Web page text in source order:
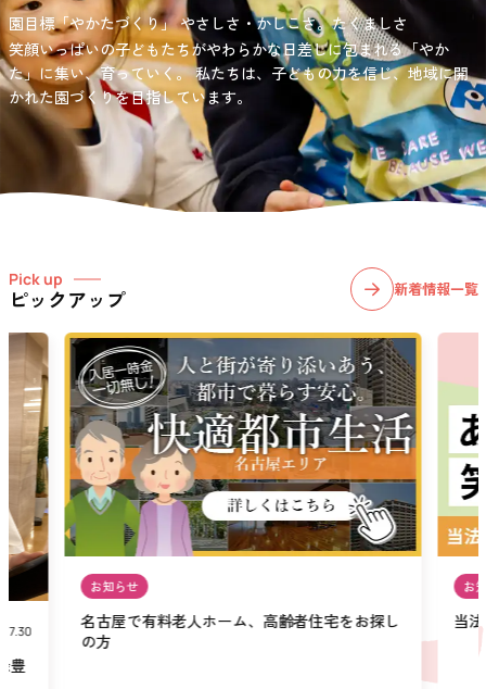
負担の少ない介護、ふれあいを大切にする介護、笑顔が溢れている
介護を目指して。
愛知・岐阜・長野の3県下で38施設・151事業所の介護関連事業所を運
営する社会福祉法人サン・ビジョンでは、今後ますます高まる介護
ニーズに幅広く対応していきます。
園目標「やかたづくり」やさしさ・かしこさ。たくましさ
笑顔いっぱいの子どもたちがやわらかな日差しに包まれる「やか
た」に集い、育っていく。私たちは、子どもの力を信じ、地域に開
かれた園づくりを目指しています。
サンサン・スクール東山公園では、小学生の児童が放課後安心して
過ごせる環境を提供するとともに、宿題・クラブ活動(英語・習字・
選択)などの学習面にも力を入れて行っている学童保育所です。
通所介護
居宅介護支援
お問い合わせ先
03-6411-5781
担当：宮澤
Pick up
ピックアップ 新着情報一覧
豊
お知らせ
名古屋で有料老人ホーム、高齢者住宅をお探し
の方
お
当